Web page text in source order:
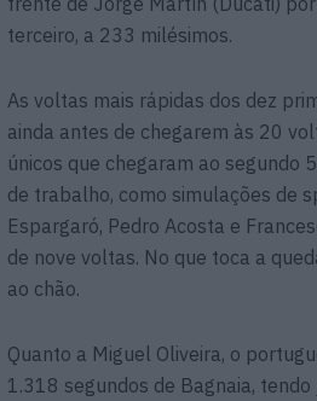
terceiro, a 233 milésimos.
As voltas mais rápidas dos dez
ainda antes de chegarem às 20
únicos que chegaram ao segundo
de trabalho, como simulações de
Espargaró, Pedro Acosta e
de nove voltas. No que toca a
ao chão.
Quanto a Miguel Oliveira, o
1.318 segundos de Bagnaia,